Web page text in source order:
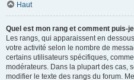
Haut
Quel est mon rang et comment puis-
Les rangs, qui apparaissent en
votre activité selon le nombre de
certains utilisateurs spécifiques,
modérateurs. Dans la plupart des cas,
modifier le texte des rangs du forum.